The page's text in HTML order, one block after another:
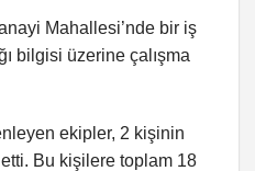
Mahallesi’nde bir iş
bilgisi üzerine çalışma
ekipler, 2 kişinin
etti. Bu kişilere toplam 18